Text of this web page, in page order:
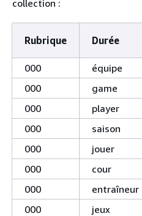
collection :
Rubrique Durée
000 équipe
000
game
000
player
000
saison
000
jouer
000
cour
000
entraîneur
000
jeux